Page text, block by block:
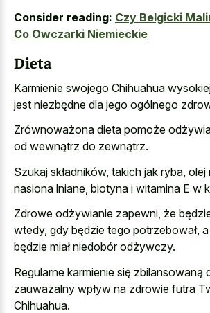
Consider reading: Czy Belgicki
Co Owczarki Niemieckie
Dieta
Karmienie swojego Chihuahua
jest niezbędne dla jego ogólnego
Zrównoważona dieta pomoże
od wewnątrz do zewnątrz.
Szukaj składników, takich jak ryba, olej
nasiona lniane, biotyna i witamina E w
Zdrowe odżywianie zapewni, że
wtedy, gdy będzie tego potrzebował,
będzie miał niedobór odżywczy.
Regularne karmienie się zbilansowaną
zauważalny wpływ na zdrowie futra
Chihuahua.